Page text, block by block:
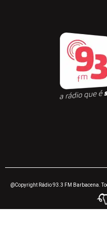
@Copyright Rádio 93.3 FM Barbacena.